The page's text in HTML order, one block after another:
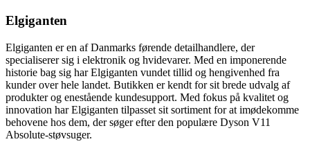
Elgiganten
Elgiganten er en af Danmarks førende detailhandlere, der
specialiserer sig i elektronik og hvidevarer. Med en imponerende
historie bag sig har Elgiganten vundet tillid og hengivenhed fra
kunder over hele landet. Butikken er kendt for sit brede udvalg af
produkter og enestående kundesupport. Med fokus på kvalitet og
innovation har Elgiganten tilpasset sit sortiment for at imødekomme
behovene hos dem, der søger efter den populære Dyson V11
Absolute-støvsuger.